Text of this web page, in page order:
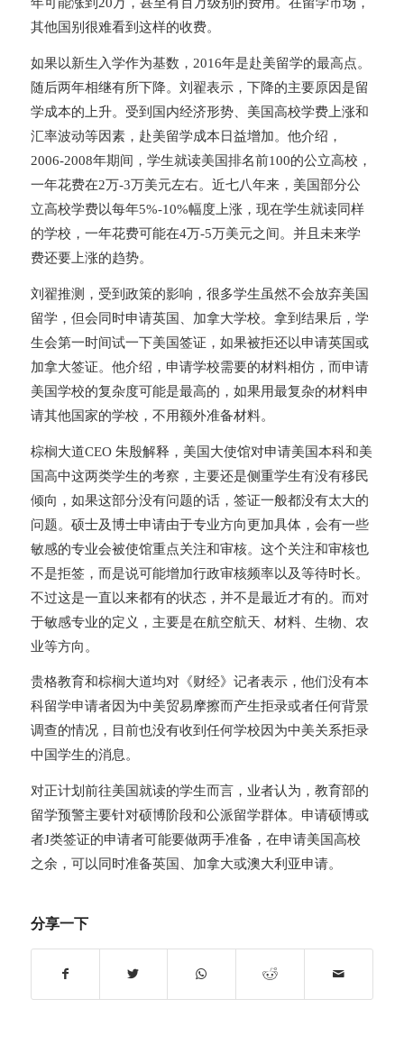
年可能涨到20万，甚至有百万级别的费用。在留学市场，
其他国别很难看到这样的收费。
如果以新生入学作为基数，2016年是赴美留学的最高点。
随后两年相继有所下降。刘翟表示，下降的主要原因是留
学成本的上升。受到国内经济形势、美国高校学费上涨和
汇率波动等因素，赴美留学成本日益增加。他介绍，
2006-2008年期间，学生就读美国排名前100的公立高校，
一年花费在2万-3万美元左右。近七八年来，美国部分公
立高校学费以每年5%-10%幅度上涨，现在学生就读同样
的学校，一年花费可能在4万-5万美元之间。并且未来学
费还要上涨的趋势。
刘翟推测，受到政策的影响，很多学生虽然不会放弃美国
留学，但会同时申请英国、加拿大学校。拿到结果后，学
生会第一时间试一下美国签证，如果被拒还以申请英国或
加拿大签证。他介绍，申请学校需要的材料相仿，而申请
美国学校的复杂度可能是最高的，如果用最复杂的材料申
请其他国家的学校，不用额外准备材料。
棕榈大道CEO 朱殷解释，美国大使馆对申请美国本科和美
国高中这两类学生的考察，主要还是侧重学生有没有移民
倾向，如果这部分没有问题的话，签证一般都没有太大的
问题。硕士及博士申请由于专业方向更加具体，会有一些
敏感的专业会被使馆重点关注和审核。这个关注和审核也
不是拒签，而是说可能增加行政审核频率以及等待时长。
不过这是一直以来都有的状态，并不是最近才有的。而对
于敏感专业的定义，主要是在航空航天、材料、生物、农
业等方向。
贵格教育和棕榈大道均对《财经》记者表示，他们没有本
科留学申请者因为中美贸易摩擦而产生拒录或者任何背景
调查的情况，目前也没有收到任何学校因为中美关系拒录
中国学生的消息。
对正计划前往美国就读的学生而言，业者认为，教育部的
留学预警主要针对硕博阶段和公派留学群体。申请硕博或
者J类签证的申请者可能要做两手准备，在申请美国高校
之余，可以同时准备英国、加拿大或澳大利亚申请。
分享一下